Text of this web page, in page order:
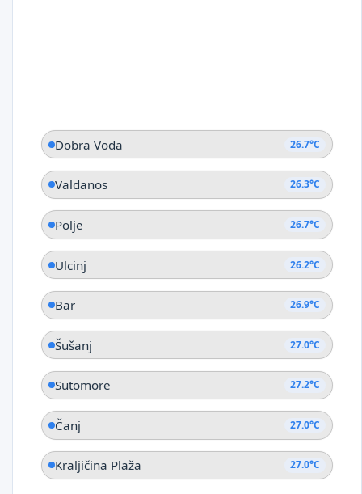
Dobra Voda 26.7°C
Valdanos 26.3°C
Polje 26.7°C
Ulcinj 26.2°C
Bar 26.9°C
Šušanj 27.0°C
Sutomore 27.2°C
Čanj 27.0°C
Kraljičina Plaža 27.0°C